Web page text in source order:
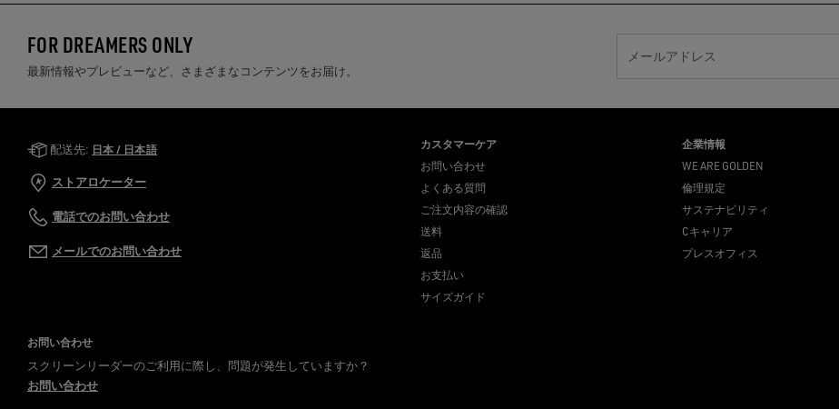
FOR DREAMERS ONLY
最新情報やプレビューなど、さまざまなコンテンツをお届け。
メールアドレス
Golden Goose Services
配送先: 日本 / 日本語
ストアロケーター
電話でのお問い合わせ
メールでのお問い合わせ
カスタマーケア
お問い合わせ
よくある質問
ご注文内容の確認
送料
返品
お支払い
サイズガイド
企業情報
WE ARE GOLDEN
倫理規定
サステナビリティ
Cキャリア
プレスオフィス
お問い合わせ
スクリーンリーダーのご利用に際し、問題が発生していますか？
お問い合わせ